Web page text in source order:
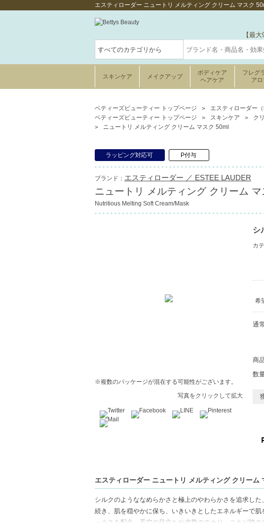
エスティローダー ニュートリ メルティング クリーム マスク
【最
スキンケア メイクアップ
ボディケア
ヘアケア
フレグ
アロ
ベティーズビューティー トップページ エスティローダー
ベティーズビューティー トップページ
スキンケア ク
ニュートリ メルティング クリーム マスク 50ml
ラッピング対応可 P付与
ブランド： エスティローダー ／ ESTEE LAUDER
ニュートリ メルティング クリーム マ
Nutritious Melting Soft Cream/Mask
※複数のパッケージが混在する可能性がございます。
写真をクリックして拡大
シ
カ
希
通
商
数
エスティローダー ニュートリ メルティング クリーム
シルクのようななめらかさと極上のやわらかさを追求し
続き、肌を穏やかに保ち、いきいきとしたエネルギーで
ックスを配合。毛穴の目立ちや皮脂のテカリ、ニキビ跡